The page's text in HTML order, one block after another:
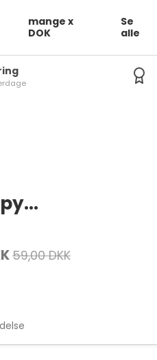
mange x
DOK
Se
alle
59,00 DKK